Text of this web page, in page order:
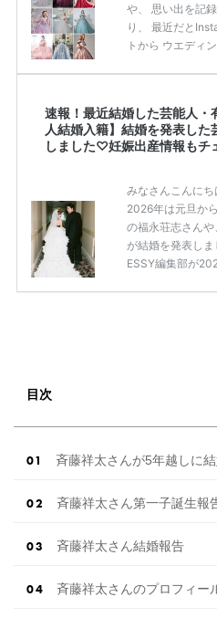
や、 思い出を記
り、 最近だと
トから ウエディ
ンの 人気投票に
は集計結果をリ
ます。 (※2025年8
の女性がドレス
速報！最近結婚した芸能人
人結婚入籍】結婚を発表し
しました♡妊娠出産情報もチ
みなさんこんに
2026年は元旦か
の福永荘志さん
が結婚を発表し
ESSY編集部が
目次
斉藤祥太さんが5年越しに
斉藤祥太さん第一子誕生報
斉藤祥太さん結婚報告
斉藤祥太さんのプロフィー